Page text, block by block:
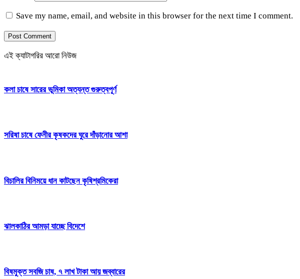
Save my name, email, and website in this browser for the next time I comment.
এই ক্যাটাগরির আরো নিউজ
কলা চাষে সারের ভূমিকা অত্যন্ত গুরুত্বপূর্ণ
সরিষা চাষে ফেনীর কৃষকদের ঘুরে দাঁড়ানোর আশা
বিচালির বিনিময়ে ধান কাটছেন কৃষিশ্রমিকেরা
ঝালকাঠির আমড়া যাচ্ছে বিদেশে
বিষমুক্ত সবজি চাষ, ৭ লাখ টাকা আয় জব্বারের